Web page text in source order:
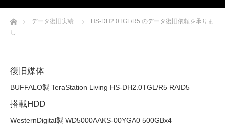
ホームデータ復旧実績
HS-DH2.0TGL/R5 のデータ復旧依頼を承りま
し…
復旧媒体
BUFFALO製 TeraStation Living HS-DH2.0TGL/R5 RAID5
搭載HDD
WesternDigital製 WD5000AAKS-00YGA0 500GBx4